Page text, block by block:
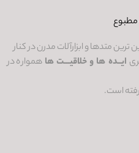
مطبوع
متدها و ابزارآلات مدرن در کنار
ایــده ها و خلاقیـــت ها همواره در
است.